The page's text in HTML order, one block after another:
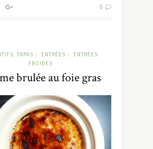
0
TAPAS / ENTRÉES /
ENTRÉES
FROIDES
brulée au foie gras